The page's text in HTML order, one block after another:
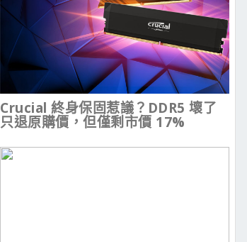
Crucial 終身保固惹議？DDR5 壞了
只退原購價，但僅剩市價 17%